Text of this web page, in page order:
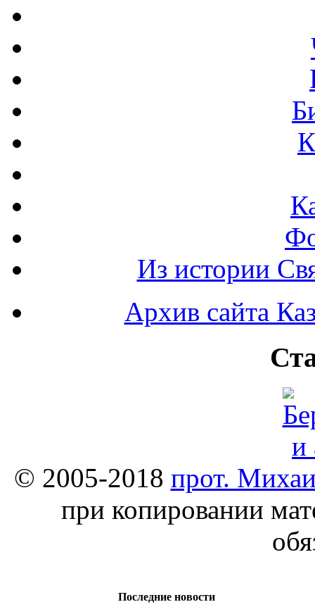
Из истории
Архив сайта
© 2005-2018 прот.
при копировании
Последние новости